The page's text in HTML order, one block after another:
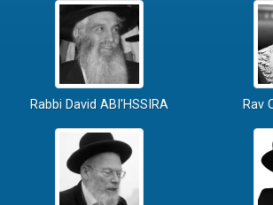
Rabbi David ABI'HSSIRA Rav